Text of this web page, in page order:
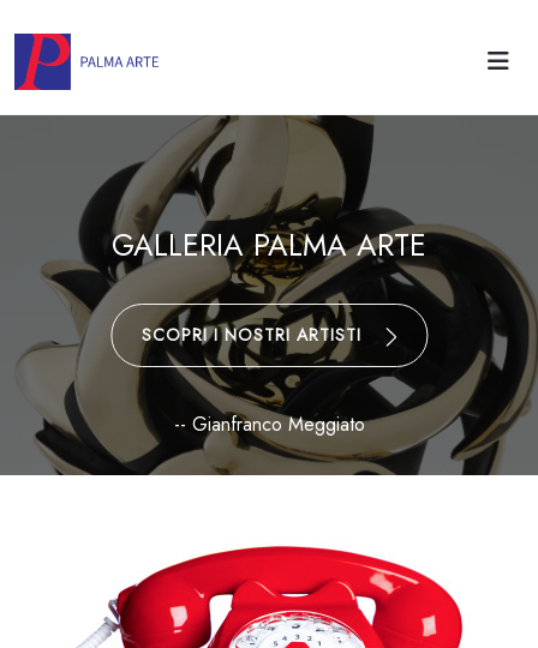
GALLERIA PALMA ARTE
SCOPRI I NOSTRI ARTISTI
-- Gianfranco Meggiato